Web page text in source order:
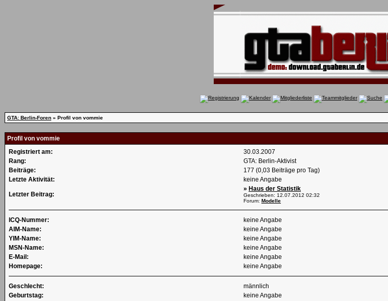
GTA: Berlin-Foren » Profil von vommie
Profil von vommie
Registriert am:
30.03.2007
Rang:
GTA: Berlin-Aktivist
Beiträge:
177 (0,03 Beiträge pro Tag)
Letzte Aktivität:
keine Angabe
Letzter Beitrag:
» Haus der Statistik
Geschrieben: 12.07.2012 02:32
Forum: Modelle
ICQ-Nummer:
keine Angabe
AIM-Name:
keine Angabe
YIM-Name:
keine Angabe
MSN-Name:
keine Angabe
E-Mail:
keine Angabe
Homepage:
keine Angabe
Geschlecht:
männlich
Geburtstag:
keine Angabe